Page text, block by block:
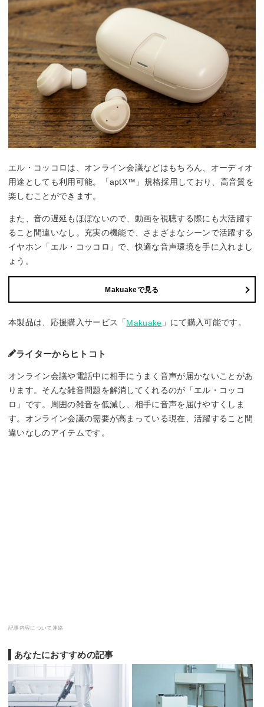
エル・コッコロは、オンライン会議などはもちろん、オーディオ
用途としても利用可能。「aptX™️」規格採用しており、高音質を
楽しむことができます。
また、音の遅延もほぼないので、動画を視聴する際にも大活躍す
ること間違いなし。充実の機能で、さまざまなシーンで活躍する
イヤホン「エル・コッコロ」で、快適な音声環境を手に入れまし
ょう。
Makuakeで見る
本製品は、応援購入サービス「Makuake 」にて購入可能です。
ライターからヒトコト
オンライン会議や電話中に相手にうまく音声が届かないことがあ
ります。そんな雑音問題を解消してくれるのが「エル・コッコ
ロ」です。周囲の雑音を低減し、相手に音声を届けやすくしま
す。オンライン会議の需要が高まっている現在、活躍すること間
違いなしのアイテムです。
記事内容について連絡
あなたにおすすめの記事